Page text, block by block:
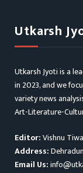
Utkarsh
Utkarsh Jyoti is a
in 2023, and we
variety news
Art-Literature-
Editor:Vishnu
Address:
Email Us: